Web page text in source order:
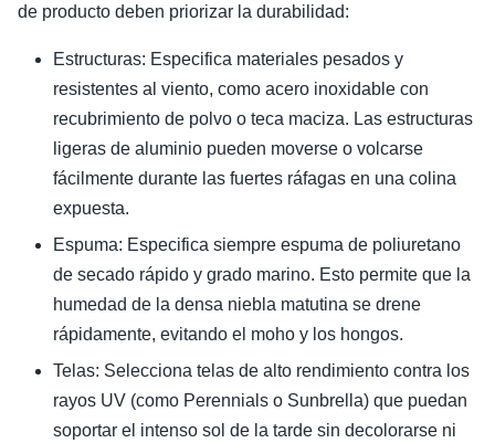
de producto deben priorizar la durabilidad:
Estructuras: Especifica materiales pesados y
resistentes al viento, como acero inoxidable con
recubrimiento de polvo o teca maciza. Las estructuras
ligeras de aluminio pueden moverse o volcarse
fácilmente durante las fuertes ráfagas en una colina
expuesta.
Espuma: Especifica siempre espuma de poliuretano
de secado rápido y grado marino. Esto permite que la
humedad de la densa niebla matutina se drene
rápidamente, evitando el moho y los hongos.
Telas: Selecciona telas de alto rendimiento contra los
rayos UV (como Perennials o Sunbrella) que puedan
soportar el intenso sol de la tarde sin decolorarse ni